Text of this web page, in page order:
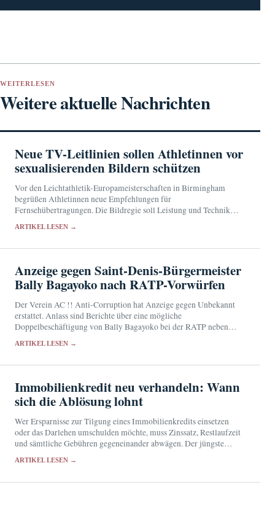
WEITERLESEN
Weitere aktuelle Nachrichten
Neue TV-Leitlinien sollen Athletinnen vor
sexualisierenden Bildern schützen
Vor den Leichtathletik-Europameisterschaften in Birmingham
begrüßen Athletinnen neue Empfehlungen für
Fernsehübertragungen. Die Bildregie soll Leistung und Technik
Körper zu reduzieren.
ARTIKEL LESEN →
Anzeige gegen Saint-Denis-Bürgermeister
Bally Bagayoko nach RATP-Vorwürfen
Der Verein AC !! Anti-Corruption hat Anzeige gegen Unbekannt
erstattet. Anlass sind Berichte über eine mögliche
Doppelbeschäftigung von Bally Bagayoko bei der RATP neben
ARTIKEL LESEN →
Immobilienkredit neu verhandeln: Wann
sich die Ablösung lohnt
Wer Ersparnisse zur Tilgung eines Immobilienkredits einsetzen
oder das Darlehen umschulden möchte, muss Zinssatz, Restlaufzeit
und sämtliche Gebühren gegeneinander abwägen. Der jüngste
ARTIKEL LESEN →